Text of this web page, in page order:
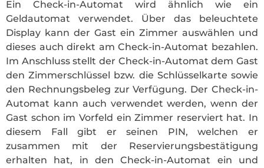
Ein Check-in-Automat wird ähnlich wie ein
Geldautomat verwendet. Über das beleuchtete
Display kann der Gast ein Zimmer auswählen und
dieses auch direkt am Check-in-Automat bezahlen.
Im Anschluss stellt der Check-in-Automat dem Gast
den Zimmerschlüssel bzw. die Schlüsselkarte sowie
den Rechnungsbeleg zur Verfügung. Der Check-in-
Automat kann auch verwendet werden, wenn der
Gast schon im Vorfeld ein Zimmer reserviert hat. In
diesem Fall gibt er seinen PIN, welchen er
zusammen mit der Reservierungsbestätigung
erhalten hat, in den Check-in-Automat ein und